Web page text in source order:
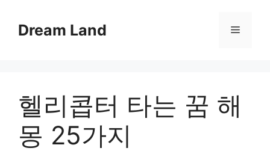
Dream Land 메
헬리콥터 타는 꿈 해
몽 25가지